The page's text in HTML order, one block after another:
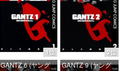
1位
価格：¥100
2位
価格：¥100
GANTZ 6 (ヤング
GANTZ 9 (ヤング